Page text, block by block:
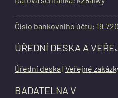
Číslo bankovního účtu: 19-
ÚŘEDNÍ DESKA A
Úřední deska | Veřejné
BADATELNA V